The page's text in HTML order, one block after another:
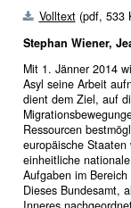
Volltext(pdf, 533
Stephan Wiener,
Mit 1. Jänner 2014
Asyl seine Arbeit
dient dem Ziel, auf
Ressourcen
europäische
einheitliche
Aufgaben im
Dieses Bundesamt,